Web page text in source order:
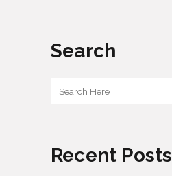
Search
Recent Posts